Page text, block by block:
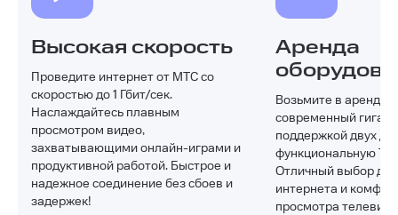
Высокая скорость
Проведите интернет от МТС со
скоростью до 1 Гбит/сек.
Наслаждайтесь плавным
просмотром видео,
захватывающими онлайн-играми и
продуктивной работой. Быстрое и
надежное соединение без сбоев и
задержек!
Аренда
Возьмите в аренду
современный
поддержкой двух
функциональную
Отличный выбор для
интернета и
просмотра